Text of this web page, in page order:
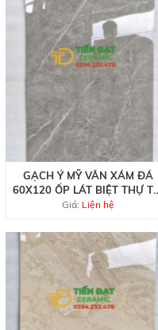
GẠCH Ý MỸ VÂN XÁM ĐÁ
60X120 ỐP LÁT BIỆT THỰ
QUẬN 7
Giá: Liện hệ